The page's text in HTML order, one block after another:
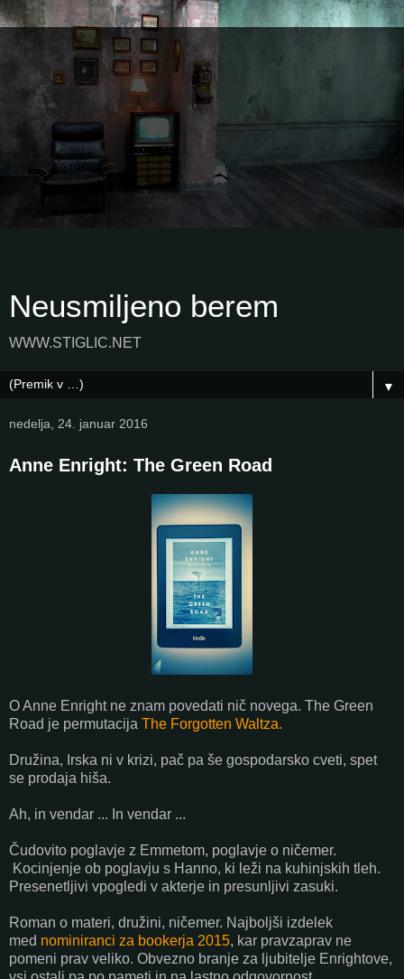
Neusmiljeno berem
WWW.STIGLIC.NET
▼
nedelja, 24. januar 2016
Anne Enright: The Green Road
O Anne Enright ne znam povedati nič novega. The Green
Road je permutacija The Forgotten Waltza.
Družina, Irska ni v krizi, pač pa še gospodarsko cveti, spet
se prodaja hiša.
Ah, in vendar ... In vendar ...
Čudovito poglavje z Emmetom, poglavje o ničemer.
Kocinjenje ob poglavju s Hanno, ki leži na kuhinjskih tleh.
Presenetljivi vpogledi v akterje in presunljivi zasuki.
Roman o materi, družini, ničemer. Najboljši izdelek
med nominiranci za bookerja 2015, kar pravzaprav ne
pomeni prav veliko. Obvezno branje za ljubitelje Enrightove,